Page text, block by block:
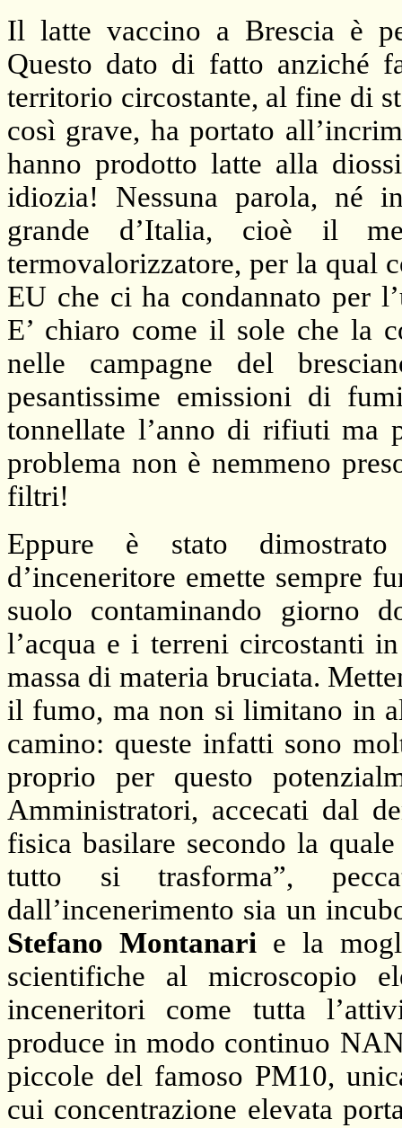
Il latte vaccino a Brescia è
Questo dato di fatto anziché
territorio circostante, al fine di
così grave, ha portato
hanno prodotto latte alla
idiozia! Nessuna parola, né
grande d’Italia, cioè il
termovalorizzatore, per la qual
EU che ci ha condannato per
E’ chiaro come il sole che la
nelle campagne del
pesantissime emissioni di
tonnellate l’anno di rifiuti ma
problema non è nemmeno
filtri!
Eppure è stato
d’inceneritore emette sempre
suolo contaminando giorno
l’acqua e i terreni circostanti
massa di materia bruciata.
il fumo, ma non si limitano in
camino: queste infatti sono
proprio per questo
Amministratori, accecati dal
fisica basilare secondo la
tutto si trasforma”,
dall’incenerimento sia un
Stefano Montanari e la
scientifiche al microscopio
inceneritori come tutta
produce in modo continuo
piccole del famoso PM10,
cui concentrazione elevata